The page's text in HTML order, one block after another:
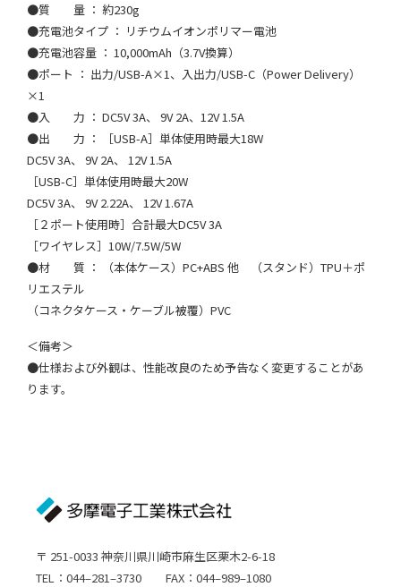
●質 量 ： 約230g
●充電池タイプ ： リチウムイオンポリマー電池
●充電池容量 ： 10,000mAh（3.7V換算）
●ポート ： 出力/USB-A×1、入出力/USB-C（Power Delivery）
×1
●入 力 ： DC5V 3A、 9V 2A、12V 1.5A
●出 力 ： ［USB-A］単体使用時最大18W
DC5V 3A、 9V 2A、 12V 1.5A
［USB-C］単体使用時最大20W
DC5V 3A、 9V 2.22A、 12V 1.67A
［２ポート使用時］合計最大DC5V 3A
［ワイヤレス］10W/7.5W/5W
●材 質 ： （本体ケース）PC+ABS 他 （スタンド）TPU＋ポ
リエステル
（コネクタケース・ケーブル被覆）PVC
＜備考＞
●仕様および外観は、性能改良のため予告なく変更することがあ
ります。
〒 251-0033 神奈川県川崎市麻生区栗木2-6-18
TEL：044–281–3730 FAX：044–989–1080